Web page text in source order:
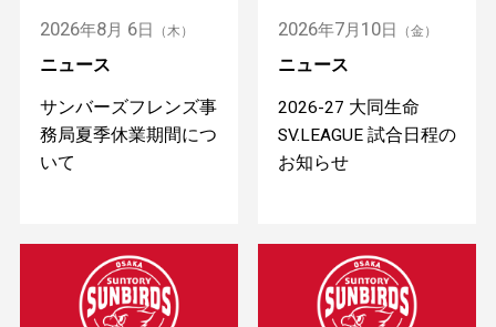
2026年8月 6日 （木）
ニュース
サンバーズフレンズ事
務局夏季休業期間につ
いて
2026年7月 10日 （金）
ニュース
2026-27 大同生命
SV.LEAGUE 試合日程の
お知らせ